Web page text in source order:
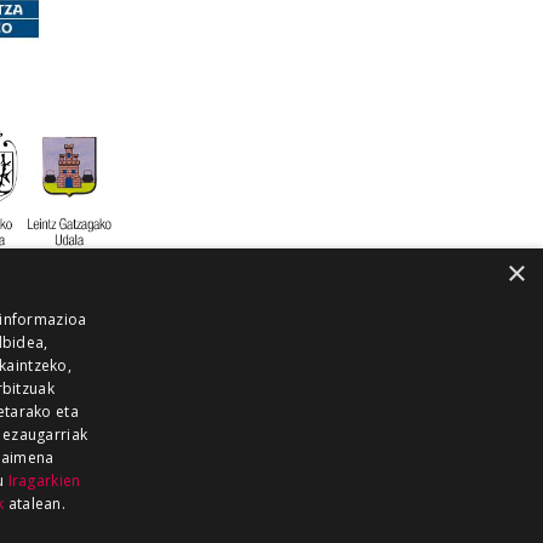
GUKA
×
eta
Iragarkien
atalean.